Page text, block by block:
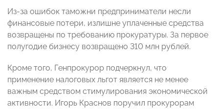
Из-за ошибок таможни предприниматели несли
финансовые потери, излишне уплаченные средства
возвращены по требованию прокуратуры. За первое
полугодие бизнесу возвращено 310 млн рублей.
Кроме того, Генпрокурор подчеркнул, что
применение налоговых льгот является не менее
важным средством стимулирования экономической
активности. Игорь Краснов поручил прокурорам